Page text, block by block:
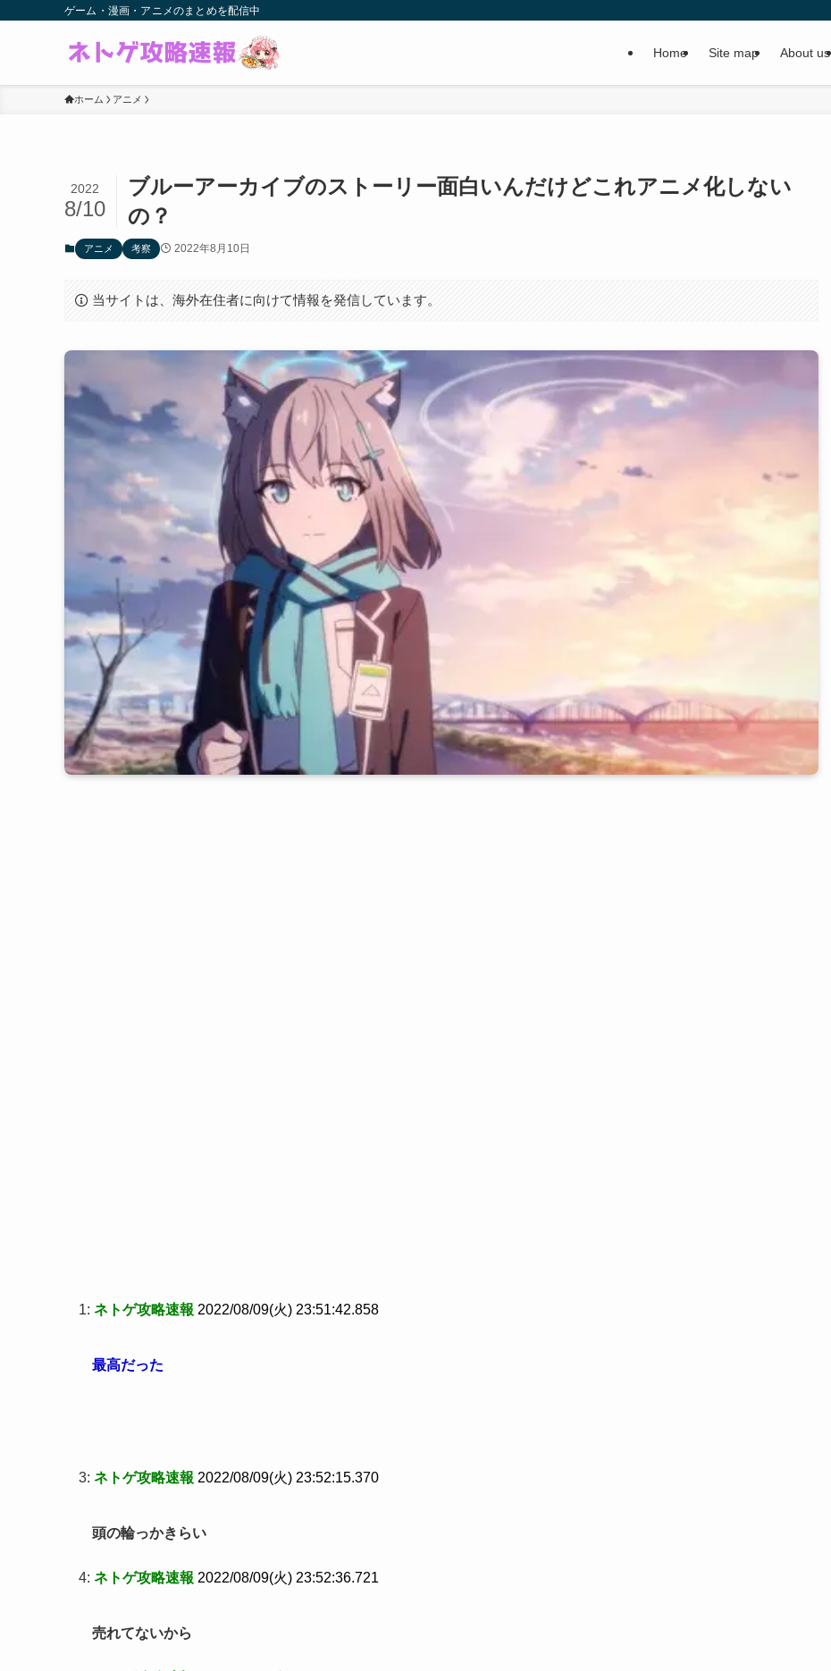
ゲーム・漫画・アニメのまとめを配信中
Home Site map About us
ホーム アニメ
ブルーアーカイブのストーリー面白いんだけどこれアニメ化しない
の？
2022
8/10
アニメ 考察 2022年8月10日
当サイトは、海外在住者に向けて情報を発信しています。
1: ネトゲ攻略速報 2022/08/09(火) 23:51:42.858
最高だった
3: ネトゲ攻略速報 2022/08/09(火) 23:52:15.370
頭の輪っかきらい
4: ネトゲ攻略速報 2022/08/09(火) 23:52:36.721
売れてないから